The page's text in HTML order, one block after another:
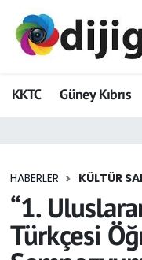
KKTC Güney Kıbrıs
HABERLER KÜLTÜR
“1.
Türkçesi
ADVERTORIAL
Dijigazete
Eğitim
Ekonomi
Hava Durumu
Trafik Durumu
Tüm
Son Dakika